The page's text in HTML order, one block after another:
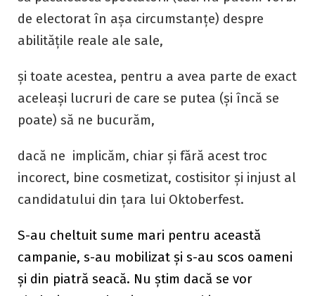
de electorat în așa circumstanțe) despre
abilitățile reale ale sale,
și toate acestea, pentru a avea parte de exact
aceleași lucruri de care se putea (și încă se
poate) să ne bucurăm,
dacă ne implicăm, chiar și fără acest troc
incorect, bine cosmetizat, costisitor și injust al
candidatului din țara lui Oktoberfest.
S-au cheltuit sume mari pentru această
campanie, s-au mobilizat și s-au scos oameni
și din piatră seacă. Nu știm dacă se vor